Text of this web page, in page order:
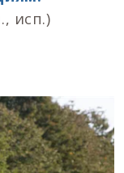
исп.)